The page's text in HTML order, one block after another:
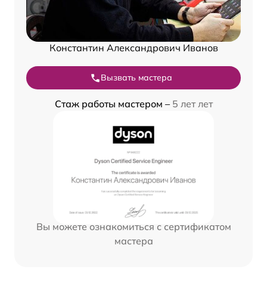
Константин Александрович Иванов
Вызвать мастера
Стаж работы мастером – 5 лет лет
Вы можете ознакомиться с сертификатом
мастера